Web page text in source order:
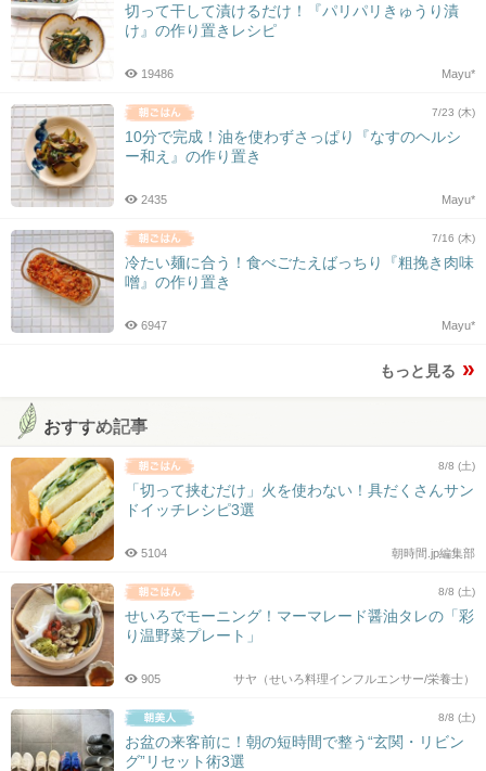
切って干して漬けるだけ！『パリパリきゅうり漬
け』の作り置きレシピ
Mayu*
19486
7/23 (木)
10分で完成！油を使わずさっぱり『なすのヘルシ
ー和え』の作り置き
Mayu*
2435
7/16 (木)
冷たい麺に合う！食べごたえばっちり『粗挽き肉味
噌』の作り置き
Mayu*
6947
もっと見る
おすすめ記事
8/8 (土)
「切って挟むだけ」火を使わない！具だくさんサン
ドイッチレシピ3選
朝時間.jp編集部
5104
8/8 (土)
せいろでモーニング！マーマレード醤油タレの「彩
り温野菜プレート」
サヤ（せいろ料理インフルエンサー/栄養士）
905
8/8 (土)
お盆の来客前に！朝の短時間で整う“玄関・リビン
グ”リセット術3選